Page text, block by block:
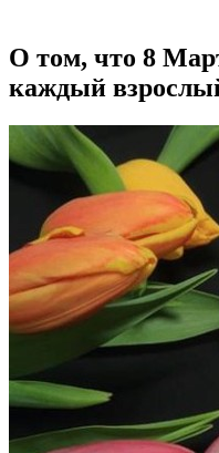
О том, что 8
каждый